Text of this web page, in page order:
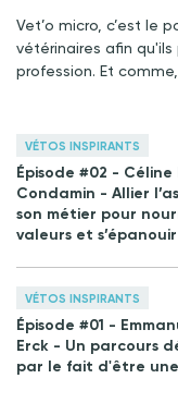
Vet’o micro, c’est le
vétérinaires afin qu'ils
profession. Et
VÉTOS INSPIRANTS
Épisode #02 -
Condamin - Allier
son métier pour
valeurs et s’épanouir
VÉTOS INSPIRANTS
Épisode #01 -
Erck - Un parcours
par le fait d'être